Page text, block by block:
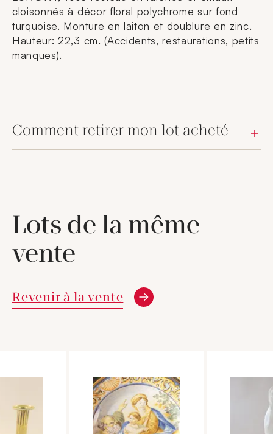
cloisonnés à décor floral polychrome sur fond
turquoise. Monture en laiton et doublure en zinc.
Hauteur: 22,3 cm. (Accidents, restaurations, petits
manques).
Comment retirer mon lot acheté
Lots de la même
vente
Revenir à la vente